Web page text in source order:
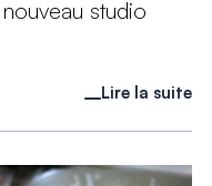
studio
Lire la suite